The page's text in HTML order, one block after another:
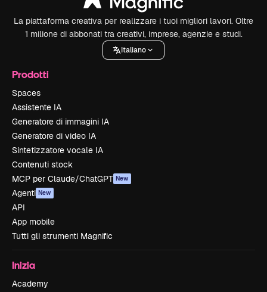
La piattaforma creativa per realizzare i tuoi migliori lavori. Oltre
1 milione di abbonati tra creativi, imprese, agenzie e studi.
Italiano
Prodotti
Spaces
Assistente IA
Generatore di immagini IA
Generatore di video IA
Sintetizzatore vocale IA
Contenuti stock
MCP per Claude/ChatGPT New
Agenti New
API
App mobile
Tutti gli strumenti Magnific
Inizia
Academy